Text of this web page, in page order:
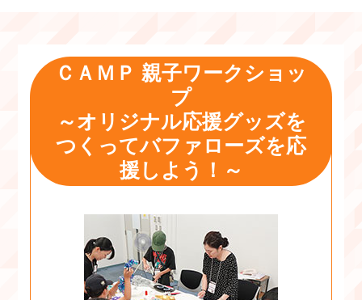
ＣＡＭＰ 親子ワークショッ
プ
～オリジナル応援グッズを
つくってバファローズを応
援しよう！～